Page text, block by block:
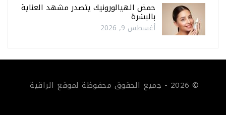
حمض الهيالورونيك يتصدر مشهد العناية
بالبشرة
أغسطس 9, 2026
© 2026 - جميع الحقوق محفوظة لموقع الراقية